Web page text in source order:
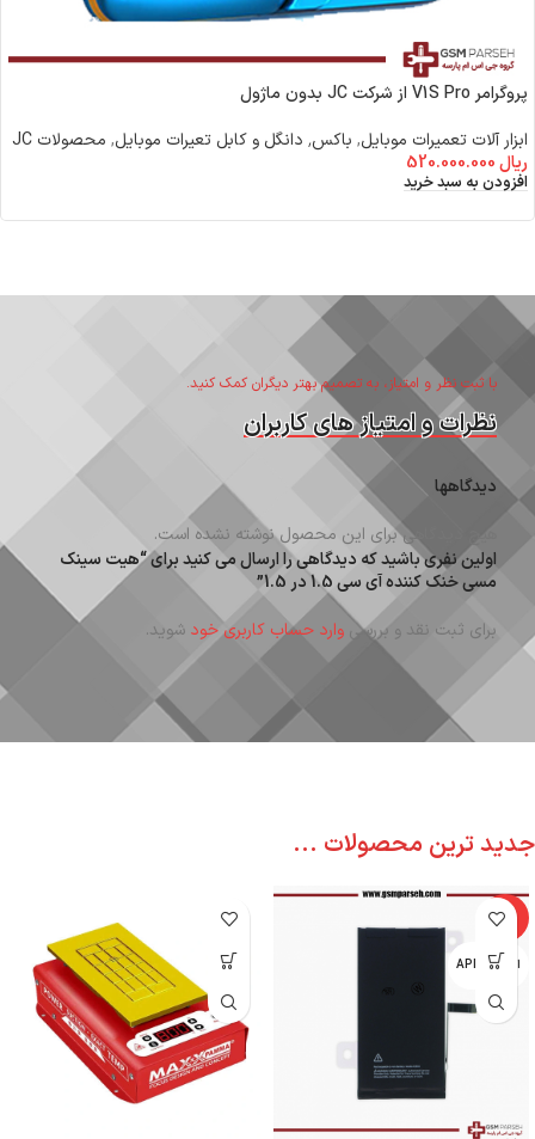
پروگرامر V1S Pro از شرکت JC بدون ماژول
ابزار آلات تعمیرات موبایل, باکس٬ دانگل و کابل تعیرات موبایل , محصولات JC
ریال
افزودن به سبد خرید
با ثبت نظر و امتیاز، به تصمیم بهتر دیگران کمک کنید.
نظرات و امتیاز های کاربران
دیدگاهها
هیچ دیدگاهی برای این محصول نوشته نشده است.
اولین نفری باشید که دیدگاهی را ارسال می کنید برای “هیت سینک
مسی خنک کننده آی سی 1.5 در 1.5”
برای ثبت نقد و بررسیوارد حساب کاربری خود شوید.
جدید ترین محصولات ...
-6%
اپل - APPLE